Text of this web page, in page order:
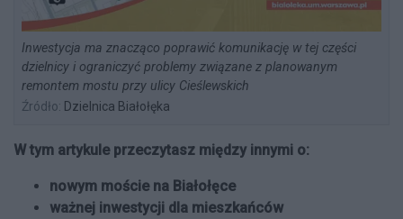
Inwestycja ma znacząco poprawić komunikację w tej części
dzielnicy i ograniczyć problemy związane z planowanym
remontem mostu przy ulicy Cieślewskich
Źródło: Dzielnica Białołęka
W tym artykule przeczytasz między innymi o:
nowym moście na Białołęce
ważnej inwestycji dla mieszkańców